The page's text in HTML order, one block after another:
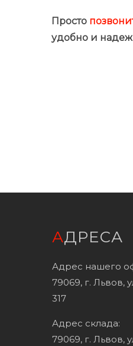
Просто
удобно и
АДРЕСА
Адрес нашего
79069, г. Львов,
317
Адрес склада:
79069, г. Львов,